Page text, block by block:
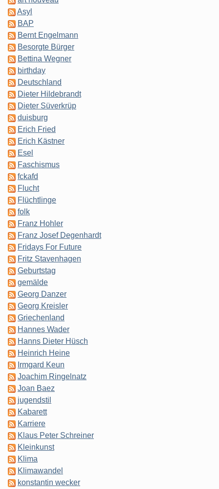
Asyl
BAP
Bernt Engelmann
Besorgte Bürger
Bettina Wegner
birthday
Deutschland
Dieter Hildebrandt
Dieter Süverkrüp
duisburg
Erich Fried
Erich Kästner
Esel
Faschismus
fckafd
Flucht
Flüchtlinge
folk
Franz Hohler
Franz Josef Degenhardt
Fridays For Future
Fritz Stavenhagen
Geburtstag
gemälde
Georg Danzer
Georg Kreisler
Griechenland
Hannes Wader
Hanns Dieter Hüsch
Heinrich Heine
Irmgard Keun
Joachim Ringelnatz
Joan Baez
jugendstil
Kabarett
Karriere
Klaus Peter Schreiner
Kleinkunst
Klima
Klimawandel
konstantin wecker